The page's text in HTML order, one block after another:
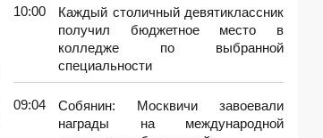
10:00
Каждый столичный девятиклассник
получил бюджетное место в
колледже по выбранной
специальности
09:04
Собянин: Москвичи завоевали
награды на международной